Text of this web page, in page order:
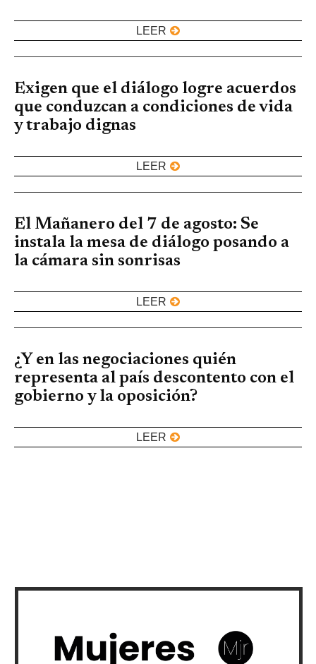
LEER
Exigen que el diálogo logre acuerdos
que conduzcan a condiciones de vida
y trabajo dignas
LEER
El Mañanero del 7 de agosto: Se
instala la mesa de diálogo posando a
la cámara sin sonrisas
LEER
¿Y en las negociaciones quién
representa al país descontento con el
gobierno y la oposición?
LEER